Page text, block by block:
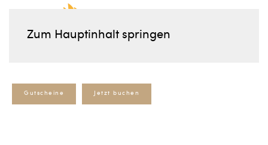
Zum Hauptinhalt springen
Gutscheine Jetzt buchen